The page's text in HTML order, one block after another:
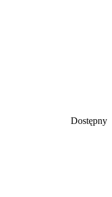
Dostępny